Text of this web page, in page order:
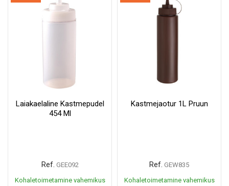
Laiakaelaline Kastmepudel
454 Ml
Ref. GEE092
Kohaletoimetamine vahemikus
Kastmejaotur 1L Pruun
Ref. GEW835
Kohaletoimetamine vahemikus